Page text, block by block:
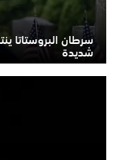
سرطان البروستاتا
شديدة